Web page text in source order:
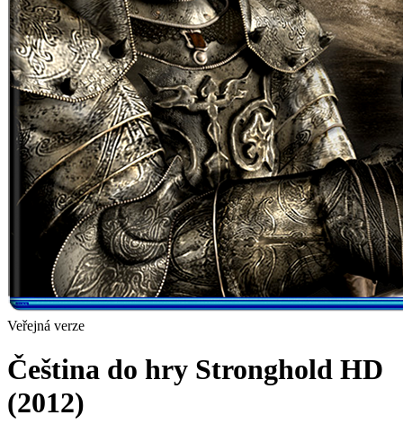
Veřejná verze
Čeština do hry Stronghold HD
(2012)